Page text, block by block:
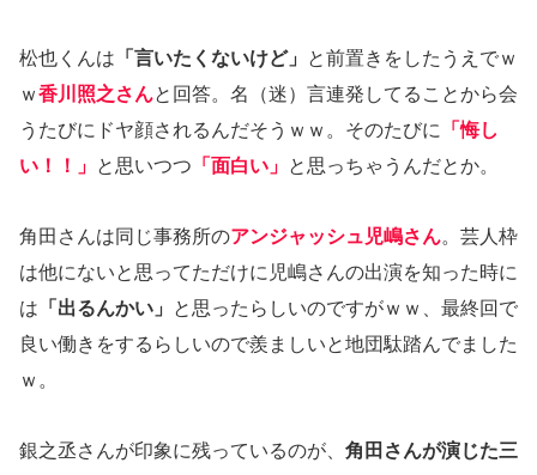
松也くんは 「言いたくないけど」
と前置きをしたうえでｗ
ｗ香川照之さんと回答。名（迷）言連発してることから会
うたびにドヤ顔されるんだそうｗｗ。そのたびに 「悔し
い！！」 と思いつつ 「面白い」 と思っちゃうんだとか。
角田さんは同じ事務所のアンジャッシュ児嶋さん。芸人枠
は他にないと思ってただけに児嶋さんの出演を知った時に
は 「出るんかい」
と思ったらしいのですがｗｗ、最終回で
良い働きをするらしいので羨ましいと地団駄踏んでました
ｗ。
銀之丞さんが印象に残っているのが、 角田さんが演じた三